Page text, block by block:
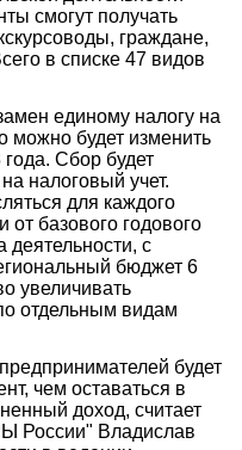
смогут получать
граждане,
в списке 47 видов
единому налогу на
можно будет изменить
Сбор будет
налоговый учет.
для каждого
от базового годового
деятельности, с
бюджет 6
увеличивать
отдельным видам
будет
чем оставаться в
доход, считает
России" Владислав